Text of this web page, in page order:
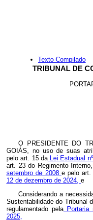
Texto Compilado
TRIBUNAL DE
O PRESIDENTE DO
GOIÁS, no uso de suas
pelo art. 15 daLei Estadual
art. 23 do Regimento
setembro de 2008 e pelo art.
12 de dezembro de 2024, e
Considerando a
Sustentabilidade do Tribunal
regulamentado pelaPortaria
2025,